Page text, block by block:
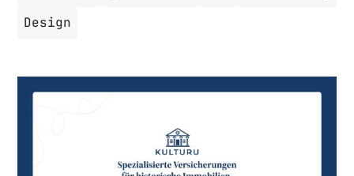
Design